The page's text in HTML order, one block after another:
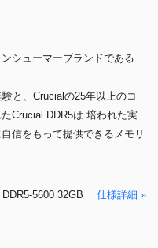
シューマーブランドである
と、Crucialの25年以上のコ
Crucial DDR5は 培われた実
信をもって提供できるメモリ
DDR5-5600 32GB 仕様詳細 »